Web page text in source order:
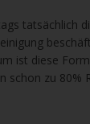
tatsächlich
ist diese
schon zu 80%